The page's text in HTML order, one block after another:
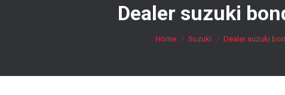
Dealer suzuki
You are here:
Home Suzuki Dealer suzuki